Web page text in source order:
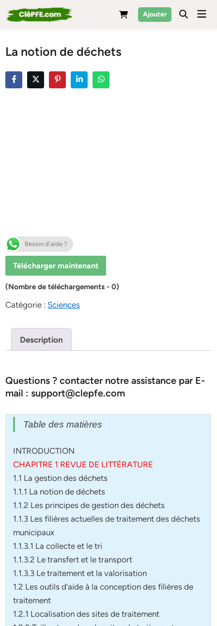
to
Ajouter
La notion de déchets
Besoin d'aide ?
Télécharger maintenant
(Nombre de téléchargements - 0)
Catégorie : Sciences
Description
Questions ? contacter notre assistance par E-
mail : support@clepfe.com
Table des matières
INTRODUCTION
CHAPITRE 1 REVUE DE LITTÉRATURE
1.1 La gestion des déchets
1.1.1 La notion de déchets
1.1.2 Les principes de gestion des déchets
1.1.3 Les filières actuelles de traitement des déchets
municipaux
1.1.3.1 La collecte et le tri
1.1.3.2 Le transfert et le transport
1.1.3.3 Le traitement et la valorisation
1.2 Les outils d’aide à la conception des filières de
traitement
1.2.1 Localisation des sites de traitement